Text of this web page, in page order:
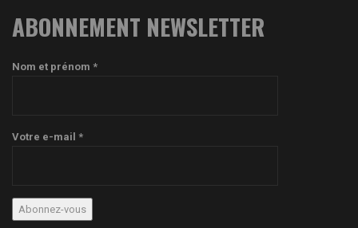
ABONNEMENT NEWSLETTER
Nom et prénom *
Votre e-mail *